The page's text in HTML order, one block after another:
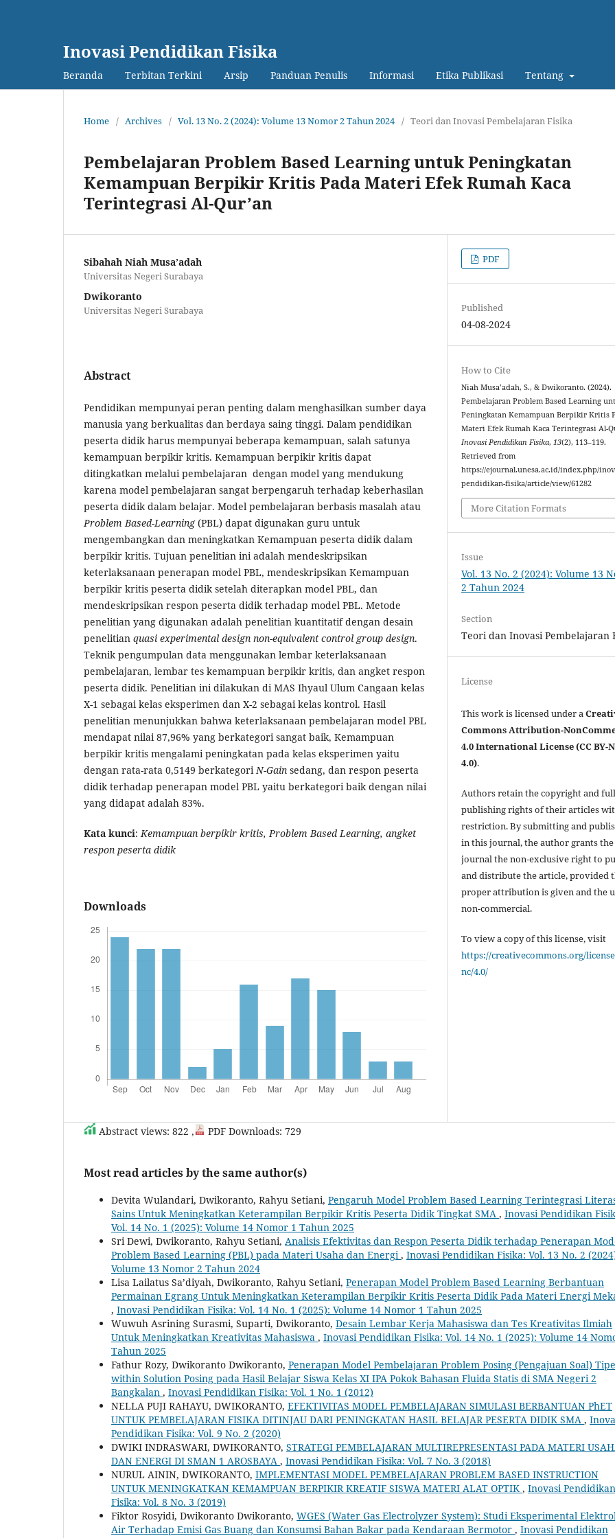
Inovasi Pendidikan Fisika
Beranda Terbitan Terkini Arsip Panduan Penulis Informasi Etika Publikasi Tentang
Home / Archives / Vol. 13 No. 2 (2024): Volume 13 Nomor 2 Tahun 2024 / Teori dan Inovasi Pembelajaran Fisika
Pembelajaran Problem Based Learning untuk Peningkatan
Kemampuan Berpikir Kritis Pada Materi Efek Rumah Kaca
Terintegrasi Al-Qur’an
Sibahah Niah Musa’adah
Universitas Negeri Surabaya
Dwikoranto
Universitas Negeri Surabaya
Abstract
Pendidikan mempunyai peran penting dalam menghasilkan sumber daya
manusia yang berkualitas dan berdaya saing tinggi. Dalam pendidikan
peserta didik harus mempunyai beberapa kemampuan, salah satunya
kemampuan berpikir kritis. Kemampuan berpikir kritis dapat
ditingkatkan melalui pembelajaran dengan model yang mendukung
karena model pembelajaran sangat berpengaruh terhadap keberhasilan
peserta didik dalam belajar. Model pembelajaran berbasis masalah atau
Problem Based-Learning(PBL) dapat digunakan guru untuk
mengembangkan dan meningkatkan Kemampuan peserta didik dalam
berpikir kritis. Tujuan penelitian ini adalah mendeskripsikan
keterlaksanaan penerapan model PBL, mendeskripsikan Kemampuan
berpikir kritis peserta didik setelah diterapkan model PBL, dan
mendeskripsikan respon peserta didik terhadap model PBL. Metode
penelitian yang digunakan adalah penelitian kuantitatif dengan desain
penelitian quasi experimental design non-equivalent control group design.
Teknik pengumpulan data menggunakan lembar keterlaksanaan
pembelajaran, lembar tes kemampuan berpikir kritis, dan angket respon
peserta didik. Penelitian ini dilakukan di MAS Ihyaul Ulum Cangaan kelas
X-1 sebagai kelas eksperimen dan X-2 sebagai kelas kontrol. Hasil
penelitian menunjukkan bahwa keterlaksanaan pembelajaran model PBL
mendapat nilai 87,96% yang berkategori sangat baik, Kemampuan
berpikir kritis mengalami peningkatan pada kelas eksperimen yaitu
dengan rata-rata 0,5149 berkategoriN-Gain sedang, dan respon peserta
didik terhadap penerapan model PBL yaitu berkategori baik dengan nilai
yang didapat adalah 83%.
Kata kunci:Kemampuan berpikir kritis, Problem Based Learning, angket
respon peserta didik
Downloads
PDF
Published
04-08-2024
How to Cite
Niah Musa’adah, S., & Dwikoranto. (2024).
Pembelajaran Problem Based Learning
Peningkatan Kemampuan Berpikir Kritis
Materi Efek Rumah Kaca Terintegrasi Al-
Inovasi Pendidikan Fisika,13(2), 113–119.
Retrieved from
https://ejournal.unesa.ac.id/index.php/
pendidikan-fisika/article/view/61282
More Citation Formats
Issue
Vol. 13 No. 2 (2024): Volume 13
2 Tahun 2024
Section
Teori dan Inovasi Pembelajaran
License
This work is licensed under a
Commons Attribution-
4.0 International License (CC BY-
4.0).
Authors retain the copyright and full
publishing rights of their articles
restriction. By submitting and
in this journal, the author grants the
journal the non-exclusive right to
and distribute the article, provided
proper attribution is given and the
non-commercial.
To view a copy of this license, visit
https://creativecommons.org/
nc/4.0/
Abstract views: 822 , PDF Downloads: 729
Most read articles by the same author(s)
Devita Wulandari, Dwikoranto, Rahyu Setiani, Pengaruh Model Problem Based Learning Terintegrasi
Sains Untuk Meningkatkan Keterampilan Berpikir Kritis Peserta Didik Tingkat SMA , Inovasi Pendidikan
Vol. 14 No. 1 (2025): Volume 14 Nomor 1 Tahun 2025
Sri Dewi, Dwikoranto, Rahyu Setiani, Analisis Efektivitas dan Respon Peserta Didik terhadap Penerapan
Problem Based Learning (PBL) pada Materi Usaha dan Energi, Inovasi Pendidikan Fisika: Vol. 13 No. 2
Volume 13 Nomor 2 Tahun 2024
Lisa Lailatus Sa’diyah, Dwikoranto, Rahyu Setiani, Penerapan Model Problem Based Learning Berbantuan
Permainan Egrang Untuk Meningkatkan Keterampilan Berpikir Kritis Peserta Didik Pada Materi Energi
, Inovasi Pendidikan Fisika: Vol. 14 No. 1 (2025): Volume 14 Nomor 1 Tahun 2025
Wuwuh Asrining Surasmi, Suparti, Dwikoranto, Desain Lembar Kerja Mahasiswa dan Tes Kreativitas Ilmiah
Untuk Meningkatkan Kreativitas Mahasiswa , Inovasi Pendidikan Fisika: Vol. 14 No. 1 (2025): Volume 14
Tahun 2025
Fathur Rozy, Dwikoranto Dwikoranto, Penerapan Model Pembelajaran Problem Posing (Pengajuan Soal) Tipe
within Solution Posing ‎pada Hasil Belajar Siswa Kelas XI IPA Pokok Bahasan Fluida Statis di SMA Negeri 2
Bangkalan , Inovasi Pendidikan Fisika: Vol. 1 No. 1 (2012)
NELLA PUJI RAHAYU, DWIKORANTO, EFEKTIVITAS MODEL PEMBELAJARAN SIMULASI BERBANTUAN PhET
UNTUK PEMBELAJARAN FISIKA DITINJAU DARI PENINGKATAN HASIL BELAJAR PESERTA DIDIK SMA ,
Pendidikan Fisika: Vol. 9 No. 2 (2020)
DWIKI INDRASWARI, DWIKORANTO, STRATEGI PEMBELAJARAN MULTIREPRESENTASI PADA MATERI
DAN ENERGI DI SMAN 1 AROSBAYA , Inovasi Pendidikan Fisika: Vol. 7 No. 3 (2018)
NURUL AININ, DWIKORANTO, IMPLEMENTASI MODEL PEMBELAJARAN PROBLEM BASED INSTRUCTION
UNTUK MENINGKATKAN KEMAMPUAN BERPIKIR KREATIF SISWA MATERI ALAT OPTIK , Inovasi Pendidikan
Fisika: Vol. 8 No. 3 (2019)
Fiktor Rosyidi, Dwikoranto Dwikoranto, WGES (Water Gas Electrolyzer System): Studi Eksperimental
Air Terhadap Emisi Gas ‎Buang dan Konsumsi Bahan Bakar pada Kendaraan Bermotor , Inovasi Pendidikan